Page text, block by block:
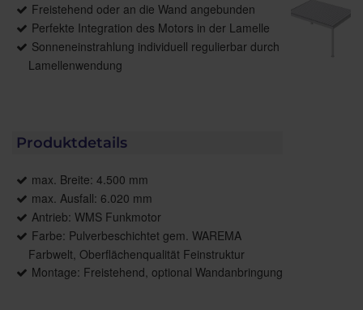
Freistehend oder an die Wand angebunden
Perfekte Integration des Motors in der Lamelle
Sonneneinstrahlung individuell regulierbar durch
Lamellenwendung
Produktdetails
max. Breite: 4.500 mm
max. Ausfall: 6.020 mm
Antrieb: WMS Funkmotor
Farbe: Pulverbeschichtet gem. WAREMA
Farbwelt, Oberflächenqualität Feinstruktur
Montage: Freistehend, optional Wandanbringung